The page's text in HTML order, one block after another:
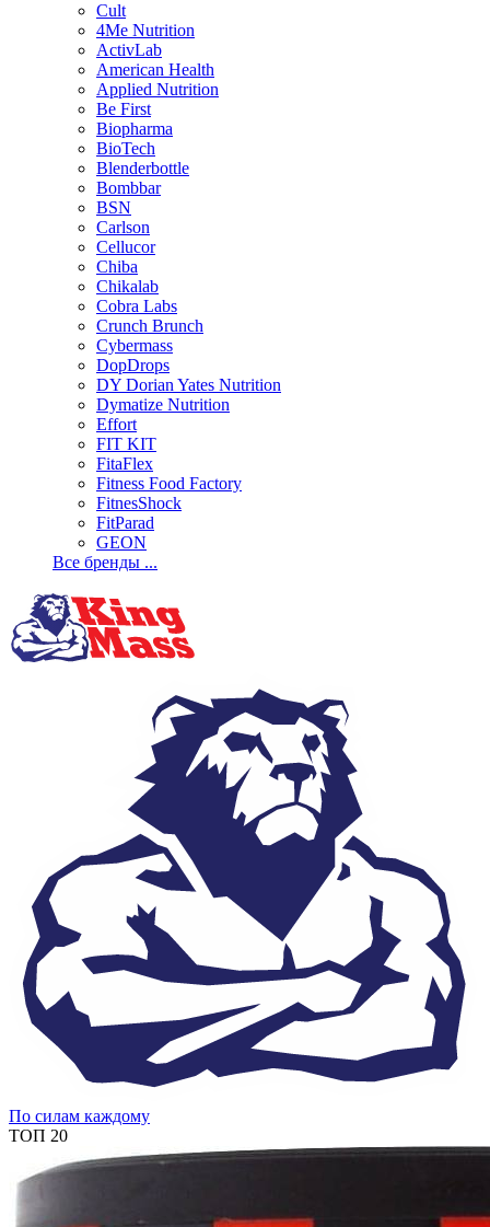
Cult
4Me Nutrition
ActivLab
American Health
Applied Nutrition
Be First
Biopharma
BioTech
Blenderbottle
Bombbar
BSN
Carlson
Cellucor
Chiba
Chikalab
Cobra Labs
Crunch Brunch
Cybermass
DopDrops
DY Dorian Yates Nutrition
Dymatize Nutrition
Effort
FIT KIT
FitaFlex
Fitness Food Factory
FitnesShock
FitParad
GEON
Все бренды ...
По силам каждому
ТОП 20